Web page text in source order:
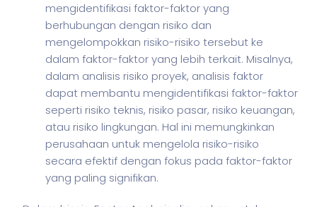
mengidentifikasi faktor-faktor yang
berhubungan dengan risiko dan
mengelompokkan risiko-risiko tersebut ke
dalam faktor-faktor yang lebih terkait. Misalnya,
dalam analisis risiko proyek, analisis faktor
dapat membantu mengidentifikasi faktor-faktor
seperti risiko teknis, risiko pasar, risiko keuangan,
atau risiko lingkungan. Hal ini memungkinkan
perusahaan untuk mengelola risiko-risiko
secara efektif dengan fokus pada faktor-faktor
yang paling signifikan.